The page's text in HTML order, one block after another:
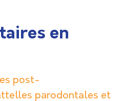
en
post-
parodontales et